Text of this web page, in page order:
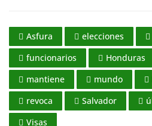
Asfura elecciones
funcionarios
Honduras
mantiene
mundo
revoca
Salvador
Visas